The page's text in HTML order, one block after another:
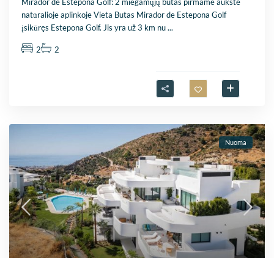
Mirador de Estepona Golf: 2 miegamųjų butas pirmame aukšte
natūralioje aplinkoje Vieta Butas Mirador de Estepona Golf
įsikūręs Estepona Golf. Jis yra už 3 km nu...
2 2
Nuoma